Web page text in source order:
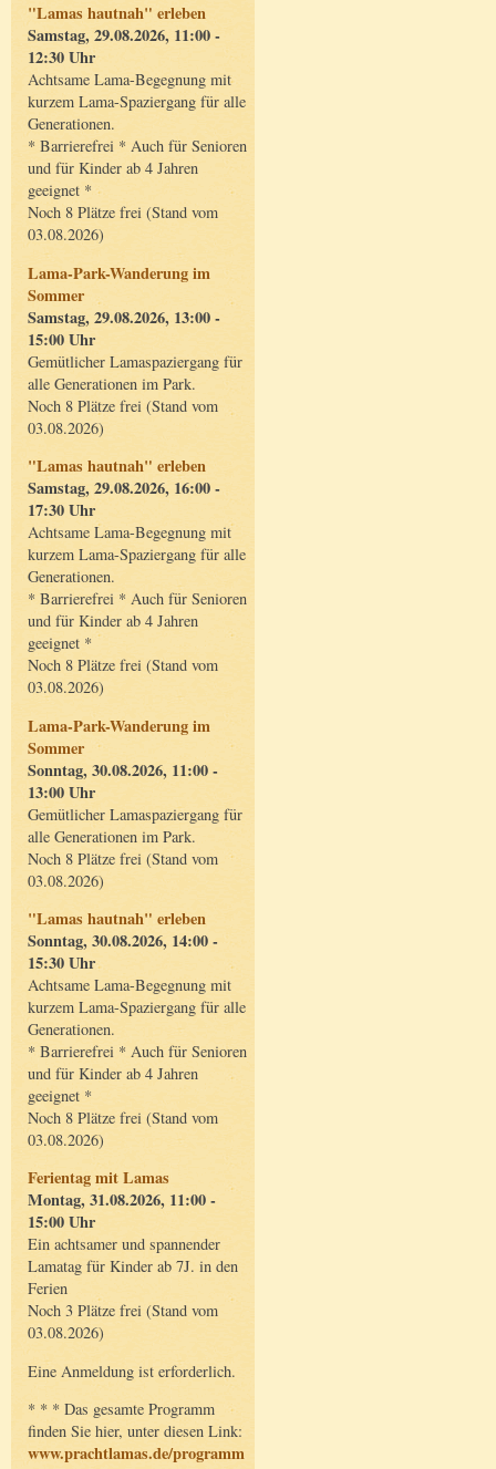
"Lamas hautnah" erleben
Samstag, 29.08.2026, 11:00 -
12:30 Uhr
Achtsame Lama-Begegnung mit
kurzem Lama-Spaziergang für alle
Generationen.
* Barrierefrei * Auch für Senioren
und für Kinder ab 4 Jahren
geeignet *
Noch 8 Plätze frei (Stand vom
03.08.2026)
Lama-Park-Wanderung im
Sommer
Samstag, 29.08.2026, 13:00 -
15:00 Uhr
Gemütlicher Lamaspaziergang für
alle Generationen im Park.
Noch 8 Plätze frei (Stand vom
03.08.2026)
"Lamas hautnah" erleben
Samstag, 29.08.2026, 16:00 -
17:30 Uhr
Achtsame Lama-Begegnung mit
kurzem Lama-Spaziergang für alle
Generationen.
* Barrierefrei * Auch für Senioren
und für Kinder ab 4 Jahren
geeignet *
Noch 8 Plätze frei (Stand vom
03.08.2026)
Lama-Park-Wanderung im
Sommer
Sonntag, 30.08.2026, 11:00 -
13:00 Uhr
Gemütlicher Lamaspaziergang für
alle Generationen im Park.
Noch 8 Plätze frei (Stand vom
03.08.2026)
"Lamas hautnah" erleben
Sonntag, 30.08.2026, 14:00 -
15:30 Uhr
Achtsame Lama-Begegnung mit
kurzem Lama-Spaziergang für alle
Generationen.
* Barrierefrei * Auch für Senioren
und für Kinder ab 4 Jahren
geeignet *
Noch 8 Plätze frei (Stand vom
03.08.2026)
Ferientag mit Lamas
Montag, 31.08.2026, 11:00 -
15:00 Uhr
Ein achtsamer und spannender
Lamatag für Kinder ab 7J. in den
Ferien
Noch 3 Plätze frei (Stand vom
03.08.2026)
Eine Anmeldung ist erforderlich.
* * * Das gesamte Programm
finden Sie hier, unter diesen Link:
www.prachtlamas.de/programm